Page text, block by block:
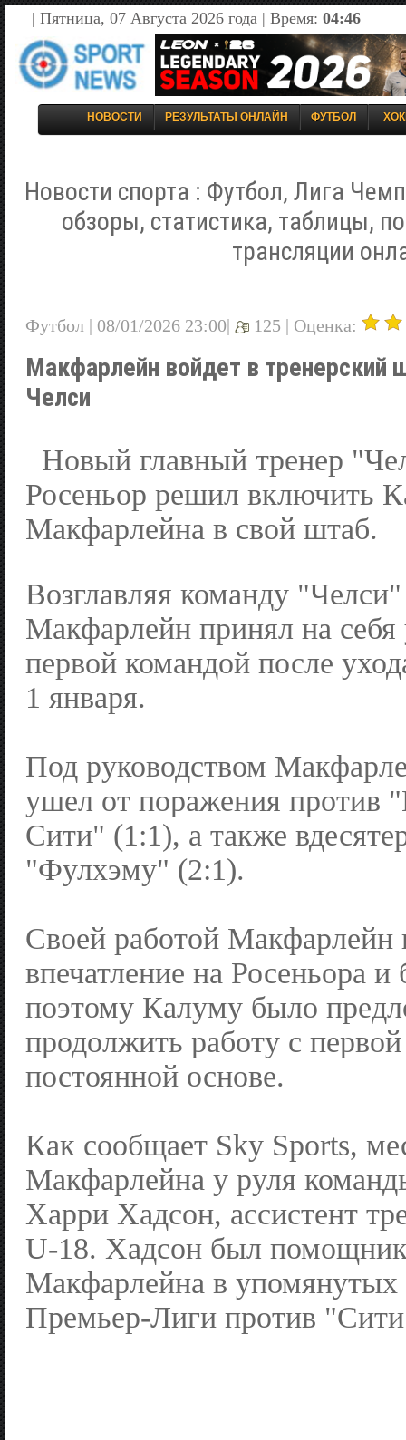
| Пятница, 07 Августа 2026 года | Время: 04:46
НОВОСТИ РЕЗУЛЬТАТЫ ОНЛАЙН ФУТБОЛ
Новости спорта : Футбол, Лига
обзоры, статистика, таблицы,
трансляции
Футбол | 08/01/2026 23:00| 125 | Оценка:
Макфарлейн войдет в тренерский
Челси
Новый главный тренер
Росеньор решил включить
Макфарлейна в свой штаб.
Возглавляя команду
Макфарлейн принял на себя
первой командой после
1 января.
Под руководством
ушел от поражения против
Сити" (1:1), а также
"Фулхэму" (2:1).
Своей работой Макфарлейн
впечатление на Росеньора
поэтому Калуму было
продолжить работу с
постоянной основе.
Как сообщает Sky Sports,
Макфарлейна у руля
Харри Хадсон, ассистент
U-18. Хадсон был
Макфарлейна в упомянутых
Премьер-Лиги против